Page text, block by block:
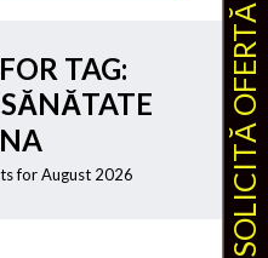
TAG:
for August 2026 SOLICITĂ OFERTĂ